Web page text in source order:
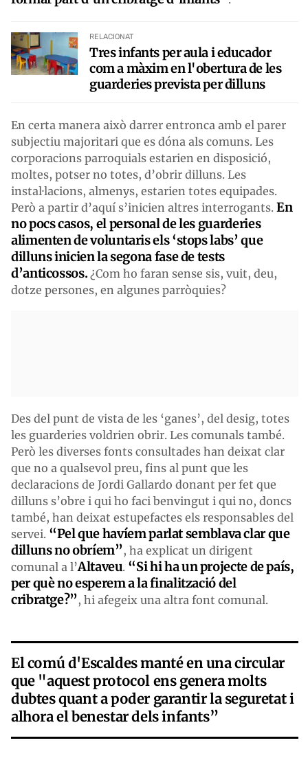
RELACIONAT
Tres infants per aula i educador
com a màxim en l'obertura de les
guarderies prevista per dilluns
En certa manera això darrer entronca amb el parer
subjectiu majoritari que es dóna als comuns. Les
corporacions parroquials estarien en disposició,
moltes, potser no totes, d’obrir dilluns. Les
instal·lacions, almenys, estarien totes equipades.
Però a partir d’aquí s’inicien altres interrogants. En
no pocs casos, el personal de les guarderies
alimenten de voluntaris els ‘stops labs’ que
dilluns inicien la segona fase de tests
d’anticossos.¿Com ho faran sense sis, vuit, deu,
dotze persones, en algunes parròquies?
Des del punt de vista de les ‘ganes’, del desig, totes
les guarderies voldrien obrir. Les comunals també.
Però les diverses fonts consultades han deixat clar
que no a qualsevol preu, fins al punt que les
declaracions de Jordi Gallardo donant per fet que
dilluns s’obre i qui ho faci benvingut i qui no, doncs
també, han deixat estupefactes els responsables del
servei. “Pel que havíem parlat semblava clar que
dilluns no obríem”, ha explicat un dirigent
comunal a l’Altaveu. “Si hi ha un projecte de país,
per què no esperem a la finalització del
cribratge?”, hi afegeix una altra font comunal.
El comú d'Escaldes manté en una circular
que "aquest protocol ens genera molts
dubtes quant a poder garantir la seguretat i
alhora el benestar dels infants”